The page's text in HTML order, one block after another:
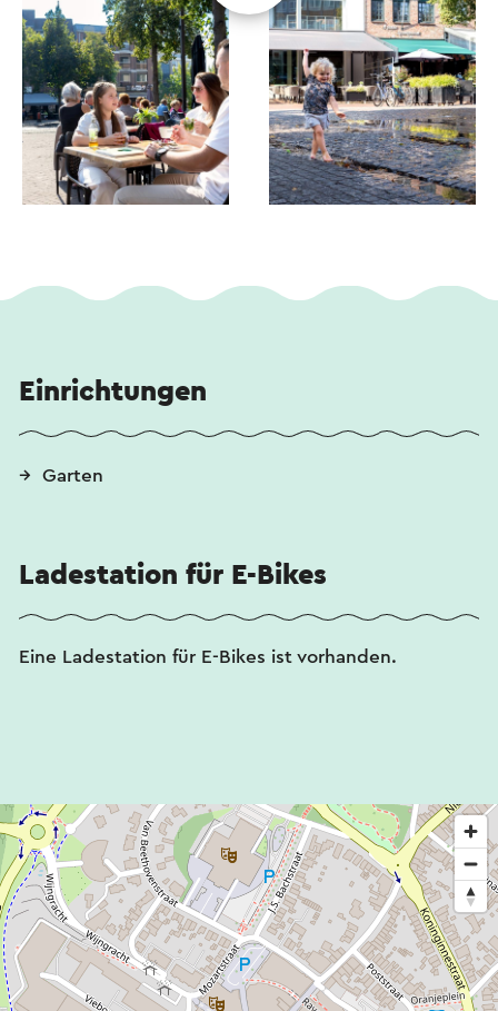
Einrichtungen
Garten
Ladestation für E-Bikes
Eine Ladestation für E-Bikes ist vorhanden.